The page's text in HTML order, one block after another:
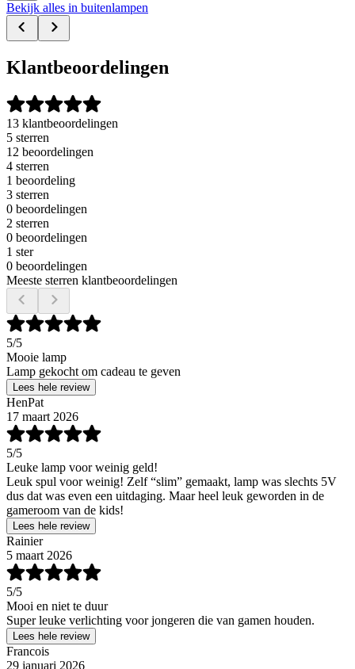
Bekijk alles in buitenlampen
Klantbeoordelingen
13 klantbeoordelingen
5 sterren
12 beoordelingen
4 sterren
1 beoordeling
3 sterren
0 beoordelingen
2 sterren
0 beoordelingen
1 ster
0 beoordelingen
Meeste sterren klantbeoordelingen
5/5
Mooie lamp
Lamp gekocht om cadeau te geven
Lees hele review
HenPat
17 maart 2026
5/5
Leuke lamp voor weinig geld!
Leuk spul voor weinig! Zelf “slim” gemaakt, lamp was slechts 5V
dus dat was even een uitdaging. Maar heel leuk geworden in de
gameroom van de kids!
Lees hele review
Rainier
5 maart 2026
5/5
Mooi en niet te duur
Super leuke verlichting voor jongeren die van gamen houden.
Lees hele review
Francois
29 januari 2026